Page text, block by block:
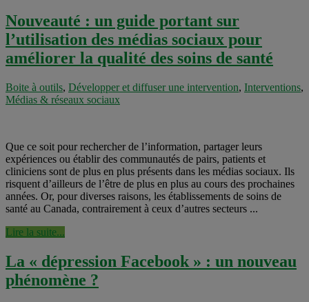
Nouveauté : un guide portant sur
l’utilisation des médias sociaux pour
améliorer la qualité des soins de santé
Boite à outils, Développer et diffuser une intervention, Interventions,
Médias & réseaux sociaux
Que ce soit pour rechercher de l’information, partager leurs
expériences ou établir des communautés de pairs, patients et
cliniciens sont de plus en plus présents dans les médias sociaux. Ils
risquent d’ailleurs de l’être de plus en plus au cours des prochaines
années. Or, pour diverses raisons, les établissements de soins de
santé au Canada, contrairement à ceux d’autres secteurs ...
Lire la suite...
La « dépression Facebook » : un nouveau
phénomène ?